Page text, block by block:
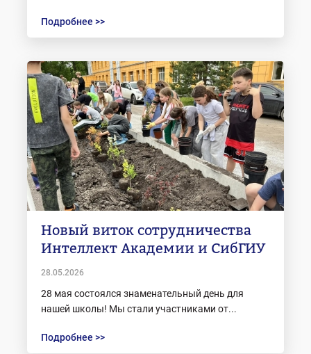
Подробнее >>
Новый виток сотрудничества
Интеллект Академии и СибГИУ
28.05.2026
28 мая состоялся знаменательный день для
нашей школы! Мы стали участниками от...
Подробнее >>